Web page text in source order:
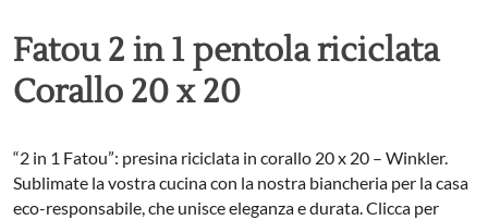
Fatou 2 in 1 pentola riciclata
Corallo 20 x 20
“2 in 1 Fatou”: presina riciclata in corallo 20 x 20 – Winkler.
Sublimate la vostra cucina con la nostra biancheria per la casa
eco-responsabile, che unisce eleganza e durata. Clicca per